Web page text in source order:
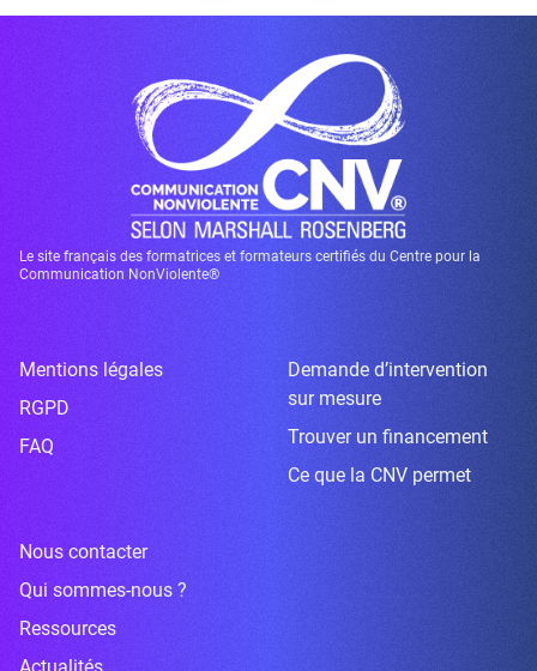
Le site français des formatrices et formateurs certifiés du Centre pour la
Communication NonViolente®
Mentions légales
RGPD
FAQ
Demande d’intervention
sur mesure
Trouver un financement
Ce que la CNV permet
Nous contacter
Qui sommes-nous ?
Ressources
Actualités